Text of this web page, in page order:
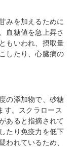
みを加えるために
血糖値を急上昇さ
もいわれ、摂取量
したり、心臓病の
の添加物で、砂糖
す。スクラロース
あると指摘されて
たり免疫力を低下
われているため、